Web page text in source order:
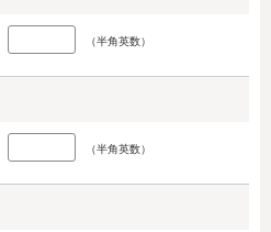
（半角英数）
（半角英数）